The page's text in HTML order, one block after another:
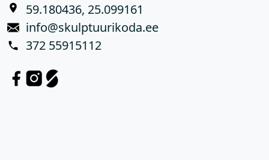
59.180436, 25.099161
info@skulptuurikoda.ee
372 55915112